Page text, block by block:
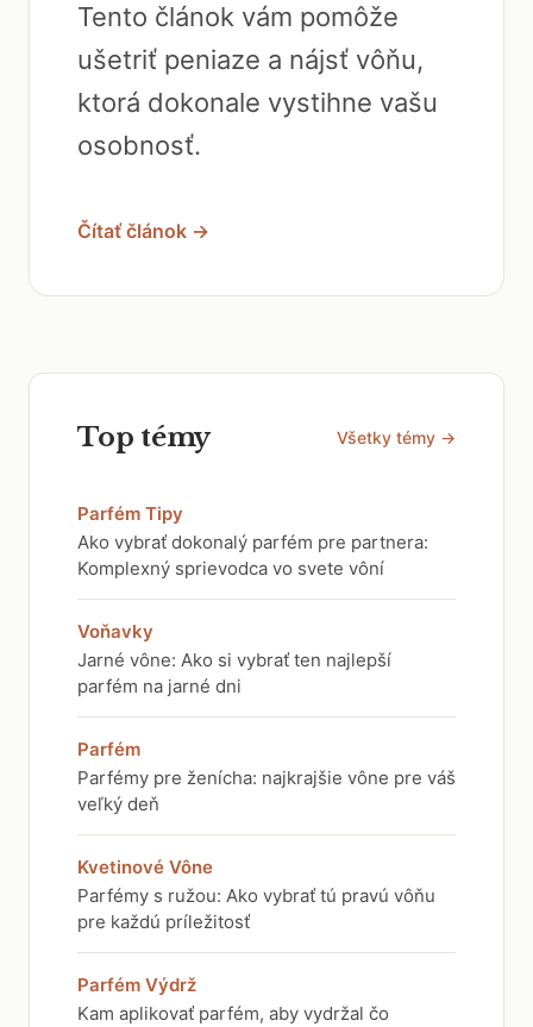
Tento článok vám pomôže
ušetriť peniaze a nájsť vôňu,
ktorá dokonale vystihne vašu
osobnosť.
Čítať článok →
Top témy Všetky témy →
Parfém Tipy
Ako vybrať dokonalý parfém pre partnera:
Komplexný sprievodca vo svete vôní
Voňavky
Jarné vône: Ako si vybrať ten najlepší
parfém na jarné dni
Parfém
Parfémy pre ženícha: najkrajšie vône pre váš
veľký deň
Kvetinové Vône
Parfémy s ružou: Ako vybrať tú pravú vôňu
pre každú príležitosť
Parfém Výdrž
Kam aplikovať parfém, aby vydržal čo